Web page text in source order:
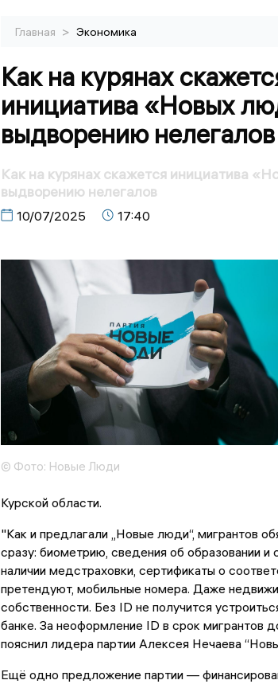
Главная > Экономика
Как на курянах
инициатива «Новых
выдворению нелегалов
Как на курянах скажется инициатива
выдворению нелегалов
10/07/2025 17:40
© Фото: Новые Люди
Курской области.
"Как и предлагали „Новые люди“, мигрантов
сразу: биометрию, сведения об образовании и
наличии медстраховки, сертификаты о
претендуют, мобильные номера. Даже
собственности. Без ID не получится
банке. За неоформление ID в срок мигрантов
пояснил лидера партии Алексея Нечаева
Ещё одно предложение партии —